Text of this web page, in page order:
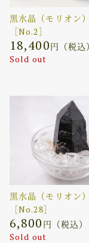
黒水晶（モリオン
［No.2］
18,400円（税込）
Sold out
黒水晶（モリオン
［No.28］
6,800 円（税込）
Sold out